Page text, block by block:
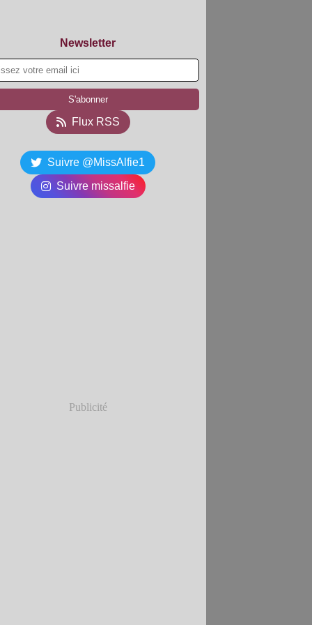
Newsletter
Flux RSS
Suivre @MissAlfie1
Suivre missalfie
Publicité